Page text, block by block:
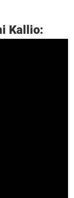
Kallio: